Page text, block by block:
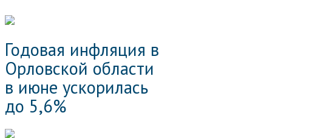
Годовая инфляция в
Орловской области
в июне ускорилась
до 5,6%